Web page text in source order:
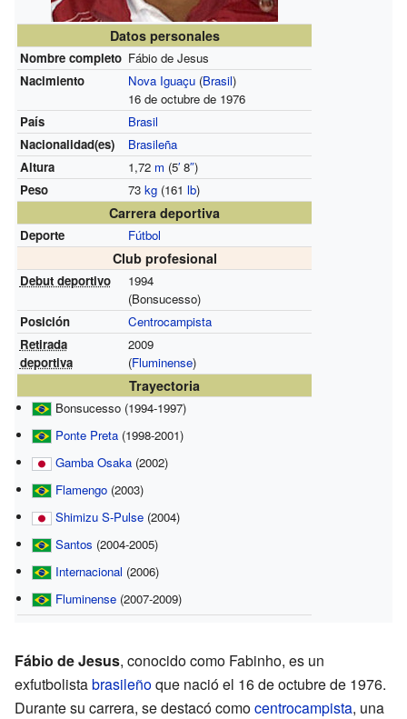
Datos personales
Nombre completo Fábio de Jesus
Nacimiento
Nova Iguaçu(Brasil)
16 de octubre de 1976
País
Brasil
Nacionalidad(es)
Brasileña
Altura
1,72 m (5′8″)
Peso
73 kg(161 lb)
Carrera deportiva
Deporte Fútbol
Club profesional
Debut deportivo
1994
(Bonsucesso)
Posición
Centrocampista
Retirada
deportiva
2009
(Fluminense)
Trayectoria
Bonsucesso (1994-1997)
Ponte Preta (1998-2001)
Gamba Osaka (2002)
Flamengo (2003)
Shimizu S-Pulse (2004)
Santos (2004-2005)
Internacional (2006)
Fluminense (2007-2009)
Fábio de Jesus, conocido como Fabinho, es un
exfutbolistabrasileñoque nació el 16 de octubre de 1976.
Durante su carrera, se destacó comocentrocampista, una